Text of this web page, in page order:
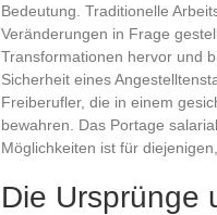
Bedeutung. Traditionelle
Veränderungen in Frage
Transformationen hervor und
Sicherheit eines
Freiberufler, die in einem
bewahren. Das Portage
Möglichkeiten ist für
Die Ursprünge